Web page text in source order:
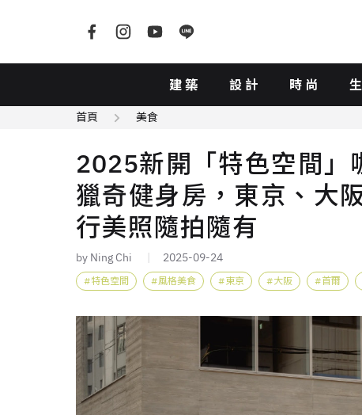
建築 設計 時尚
首頁 美食
2025新開「特色空間」
獵奇健身房，東京、大
行美照隨拍隨有
by Ning Chi 2025-09-24
特色空間 風格美食 東京 大阪 首爾